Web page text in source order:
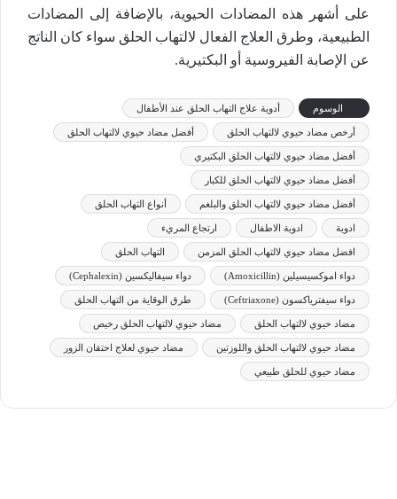
على أشهر هذه المضادات الحيوية، بالإضافة إلى المضادات
الطبيعية، وطرق العلاج الفعال لالتهاب الحلق سواء كان الناتج
عن الإصابة الفيروسية أو البكتيرية.
الوسوم أدوية علاج التهاب الحلق عند الأطفال
أرخص مضاد حيوي لالتهاب الحلق أفضل مضاد حيوي لالتهاب الحلق
أفضل مضاد حيوي لالتهاب الحلق البكتيري
أفضل مضاد حيوي لالتهاب الحلق للكبار
أفضل مضاد حيوي لالتهاب الحلق والبلغم أنواع التهاب الحلق
ادوية ادوية الاطفال ارتجاع المريء
افضل مضاد حيوي لالتهاب الحلق المزمن التهاب الحلق
دواء اموكسيسيلين (Amoxicillin) دواء سيفاليكسين (Cephalexin)
دواء سيفترياكسون (Ceftriaxone) طرق الوقاية من التهاب الحلق
مضاد حيوي لالتهاب الحلق مضاد حيوي لالتهاب الحلق رخيص
مضاد حيوي لالتهاب الحلق واللوزتين مضاد حيوي لعلاج احتقان الزور
مضاد حيوي للحلق طبيعي